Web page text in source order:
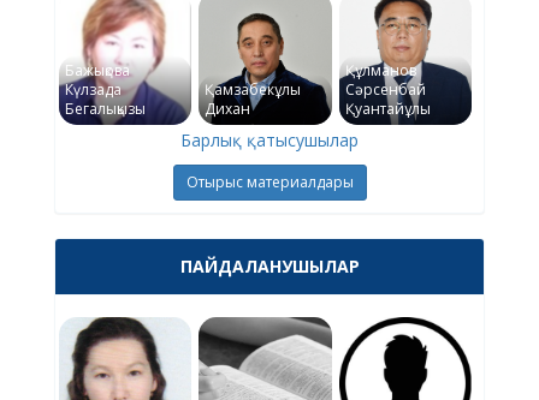
Бажықова
Күлзада
Бегалықызы
Қамзабекұлы
Дихан
Құлманов
Сәрсенбай
Қуантайұлы
Барлық қатысушылар
Отырыс материалдары
ПАЙДАЛАНУШЫЛАР